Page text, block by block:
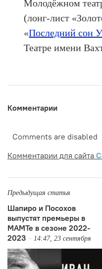
Молодёжном
(лонг-лист
«Последний сон
Театре имени
Комментарии
Comments are disabled
Комментарии для сайта
Предыдущая статья
Шапиро и Посохов
выпустят премьеры в
МАМТе в сезоне 2022-
2023
14:47, 23 сентября